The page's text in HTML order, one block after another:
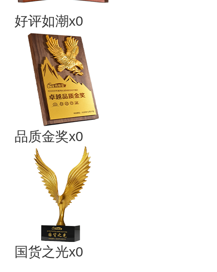
好评如潮x0
品质金奖x0
国货之光x0